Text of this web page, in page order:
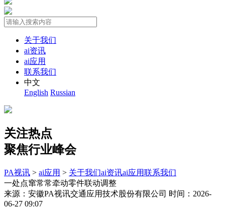
关于我们
ai资讯
ai应用
联系我们
中文
English Russian
关注热点
聚焦行业峰会
PA视讯 > ai应用 > 关于我们ai资讯ai应用联系我们
一处点窜常常牵动零件联动调整
来源：安徽PA视讯交通应用技术股份有限公司 时间：2026-
06-27 09:07